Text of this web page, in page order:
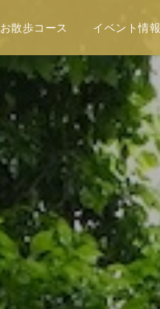
お散歩コース イベント情報